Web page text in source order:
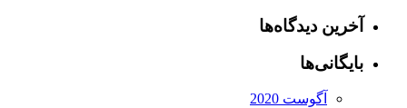
دیدگاه‌ها
آگوست 2020